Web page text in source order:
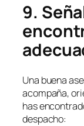
9.
Una buena
acompaña,
has
despacho: